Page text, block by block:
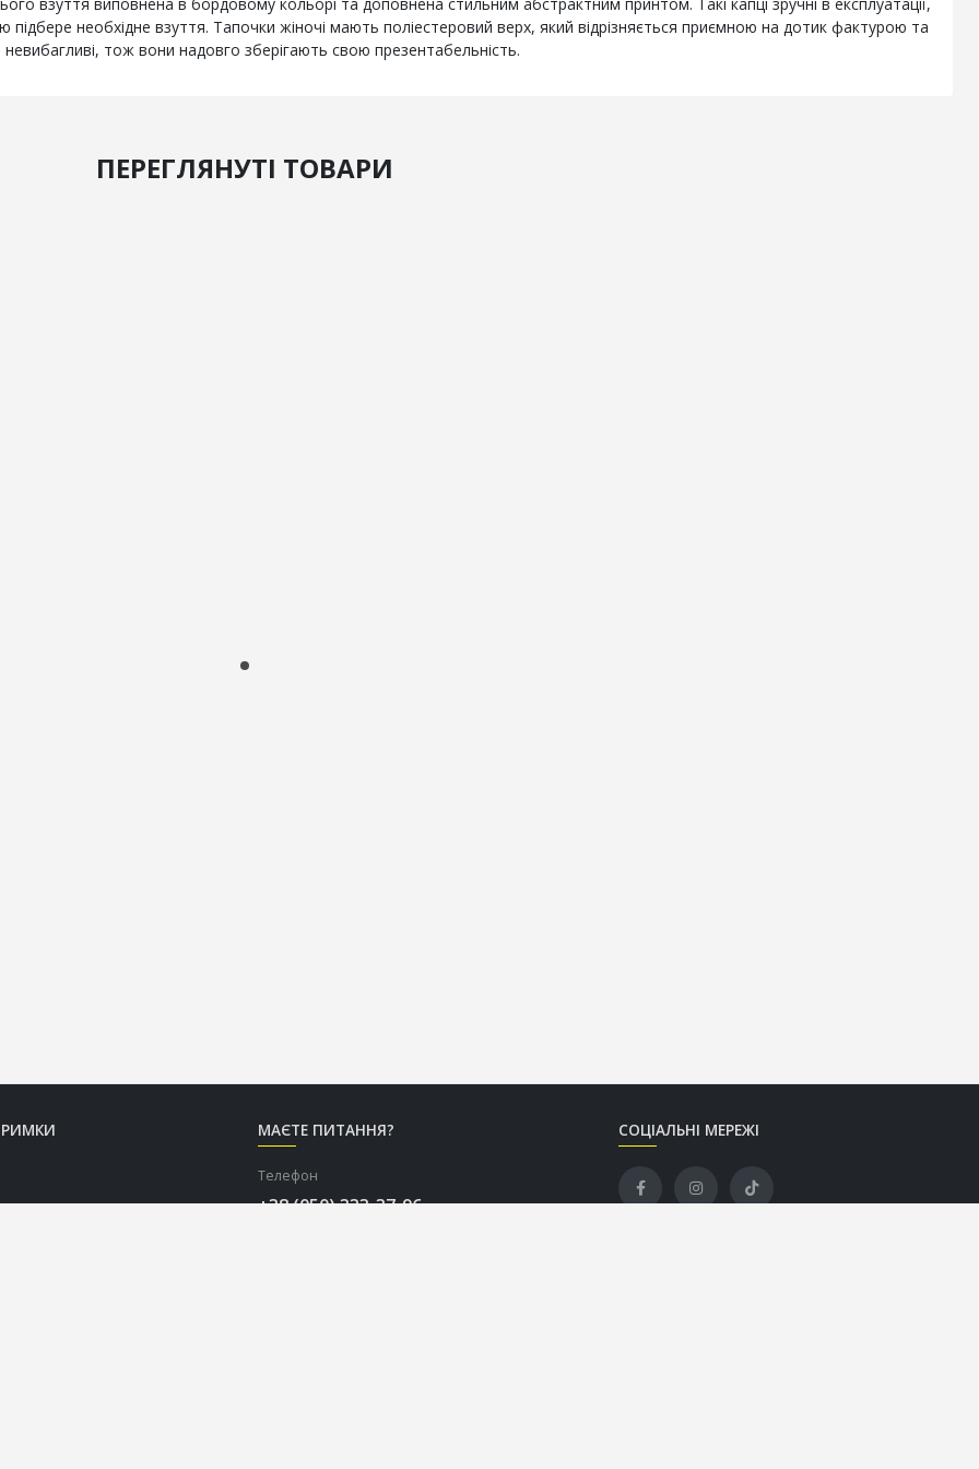
взуття виповнена в бордовому кольорі та доповнена стильним абстрактним принтом. Такі капці зручні в експлуатації,
необхідне взуття. Тапочки жіночі мають поліестеровий верх, який відрізняється приємною на дотик фактурою та
невибагливі, тож вони надовго зберігають свою презентабельність.
ПЕРЕГЛЯНУТІ ТОВАРИ
МАЄТЕ ПИТАННЯ?
Телефон
+38 (050) 333-37-96
СОЦІАЛЬНІ МЕРЕЖІ